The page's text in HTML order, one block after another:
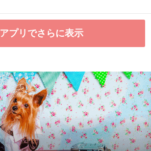
アプリでさらに表示